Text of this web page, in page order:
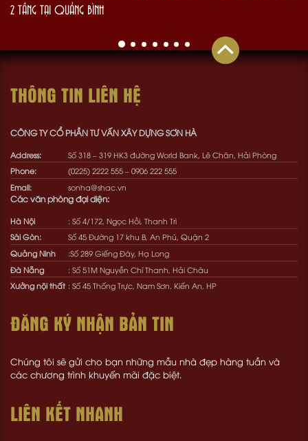
2 TẦNG TẠI QUẢNG BÌNH
THÔNG TIN LIÊN HỆ
CÔNG TY CỔ PHẦN TƯ VẤN XÂY DỰNG SƠN HÀ
Address:
Số 318 – 319 HK3 đường World Bank, Lê Chân, Hải Phòng
Phone:
(0225) 2222 555 – 0906 222 555
Email:
sonha@shac.vn
Các văn phòng đại diện:
Hà Nội
: Số 4/172, Ngọc Hồi, Thanh Trì
Sài Gòn:
Số 45 Đường 17 khu B, An Phú, Quận 2
Quảng Ninh
:Số 289 Giếng Đáy, Hạ Long
Đà Nẵng
: Số 51M Nguyễn Chí Thanh, Hải Châu
Xưởng nội thất : Số 45 Thống Trực, Nam Sơn. Kiến An, HP
ĐĂNG KÝ NHẬN BẢN TIN
Chúng tôi sẽ gửi cho bạn những mẫu nhà đẹp hàng tuần và
các chương trình khuyến mãi đặc biệt.
LIÊN KẾT NHANH